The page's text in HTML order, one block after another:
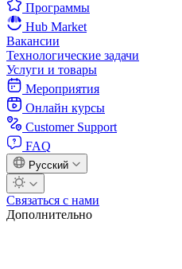
Программы
Hub Market
Вакансии
Технологические задачи
Услуги и товары
Мероприятия
Онлайн курсы
Customer Support
FAQ
Русский
Связаться с нами
Дополнительно